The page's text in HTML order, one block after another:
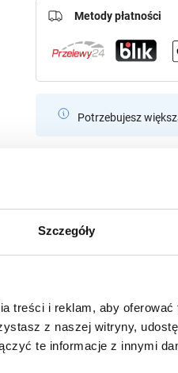
Szczegóły
treści i reklam, aby oferować
z naszej witryny,
te informacje z innymi
Potrzebujesz
Metody płatności
Specyfikacja